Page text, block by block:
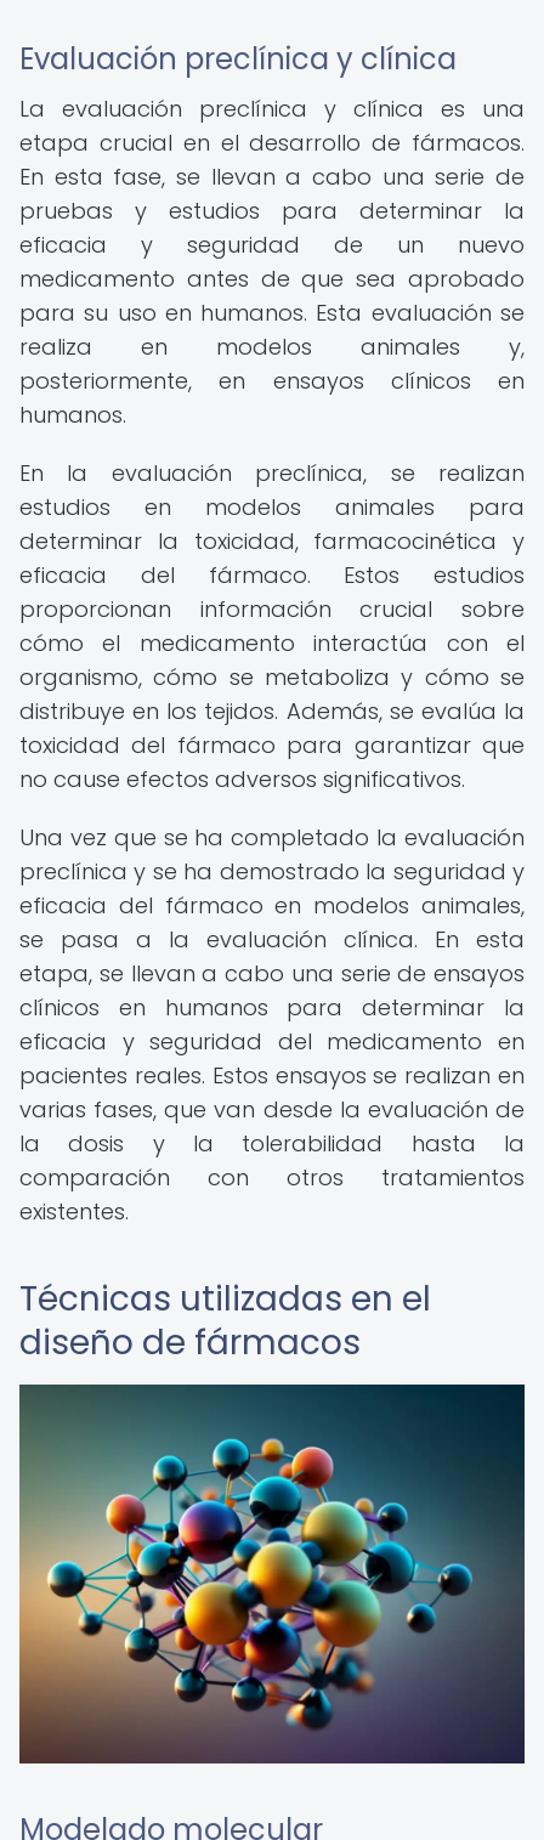
Evaluación preclínica y clínica
La evaluación preclínica y clínica es una
etapa crucial en el desarrollo de fármacos.
En esta fase, se llevan a cabo una serie de
pruebas y estudios para determinar la
eficacia y seguridad de un nuevo
medicamento antes de que sea aprobado
para su uso en humanos. Esta evaluación se
realiza en modelos animales y,
posteriormente, en ensayos clínicos en
humanos.
En la evaluación preclínica, se realizan
estudios en modelos animales para
determinar la toxicidad, farmacocinética y
eficacia del fármaco. Estos estudios
proporcionan información crucial sobre
cómo el medicamento interactúa con el
organismo, cómo se metaboliza y cómo se
distribuye en los tejidos. Además, se evalúa la
toxicidad del fármaco para garantizar que
no cause efectos adversos significativos.
Una vez que se ha completado la evaluación
preclínica y se ha demostrado la seguridad y
eficacia del fármaco en modelos animales,
se pasa a la evaluación clínica. En esta
etapa, se llevan a cabo una serie de ensayos
clínicos en humanos para determinar la
eficacia y seguridad del medicamento en
pacientes reales. Estos ensayos se realizan en
varias fases, que van desde la evaluación de
la dosis y la tolerabilidad hasta la
comparación con otros tratamientos
existentes.
Técnicas utilizadas en el
diseño de fármacos
Modelado molecular